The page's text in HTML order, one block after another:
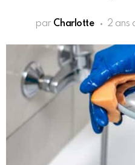
par Charlotte 2 ans